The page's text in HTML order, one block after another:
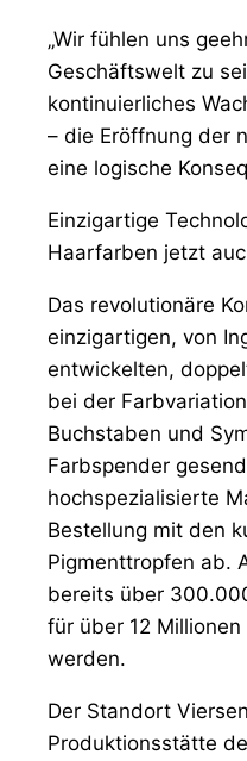
„Wir fühlen uns
Geschäftswelt zu
kontinuierliches
– die Eröffnung der
eine logische
Einzigartige
Haarfarben jetzt
Das revolutionäre
einzigartigen, von
entwickelten,
bei der
Buchstaben und
Farbspender
hochspezialisierte
Bestellung mit den
Pigmenttropfen ab.
bereits über
für über 12
werden.
Der Standort
Produktionsstätte